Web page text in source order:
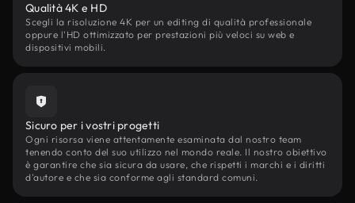
Qualità 4K e HD
Scegli la risoluzione 4K per un editing di qualità professionale
oppure l'HD ottimizzato per prestazioni più veloci su web e
dispositivi mobili.
Sicuro per i vostri progetti
Ogni risorsa viene attentamente esaminata dal nostro team
tenendo conto del suo utilizzo nel mondo reale. Il nostro obiettivo
è garantire che sia sicura da usare, che rispetti i marchi e i diritti
d'autore e che sia conforme agli standard comuni.